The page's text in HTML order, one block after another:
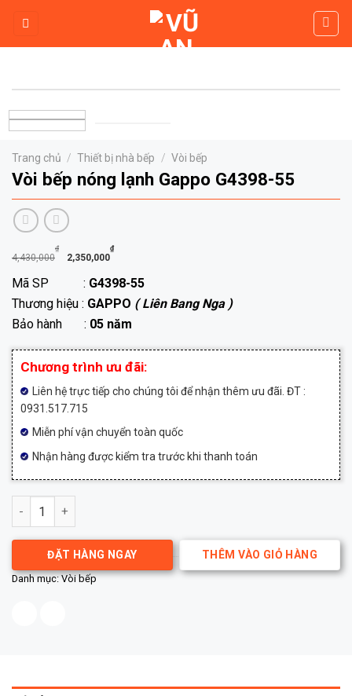
content
Trang chủ / Thiết bị nhà bếp / Vòi bếp
Vòi bếp nóng lạnh Gappo G4398-55
4,430,000
₫
Giá
gốc
là:
4,430,000₫.
2,350,000
₫Giá
hiện
tại
là:
2,350,000₫.
Mã SP : G4398-55
Thương hiệu : GAPPO ( Liên Bang Nga )
Bảo hành : 05 năm
Chương trình ưu đãi:
Liên hệ trực tiếp cho chúng tôi để nhận thêm ưu đãi. ĐT :
0931.517.715
Miễn phí vận chuyển toàn quốc
Nhận hàng được kiểm tra trước khi thanh toán
Vòi bếp nóng lạnh Gappo G4398-55 số lượng
THÊM VÀO GIỎ HÀNG
ĐẶT HÀNG NGAY
Danh mục:Vòi bếp